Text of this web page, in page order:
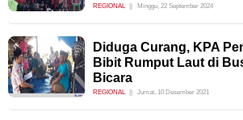
REGIONAL Minggu, 22 September 2024
Diduga Curang, KPA
Bibit Rumput Laut di
Bicara
REGIONAL Jumat, 10 Desember 2021